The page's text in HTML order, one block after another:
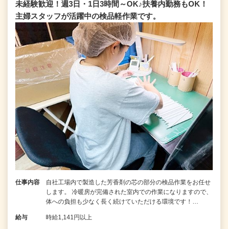
未経験歓迎！週3日・1日3時間～OK♪扶養内勤務もOK！
主婦スタッフが活躍中の検品軽作業です。
仕事内容
自社工場内で製造した芳香剤の芯の部分の検品作業をお任せ
します。 冷暖房が完備された室内での作業になりますので、
体への負担も少なく長く続けていただける環境です！…
給与 時給1,141円以上